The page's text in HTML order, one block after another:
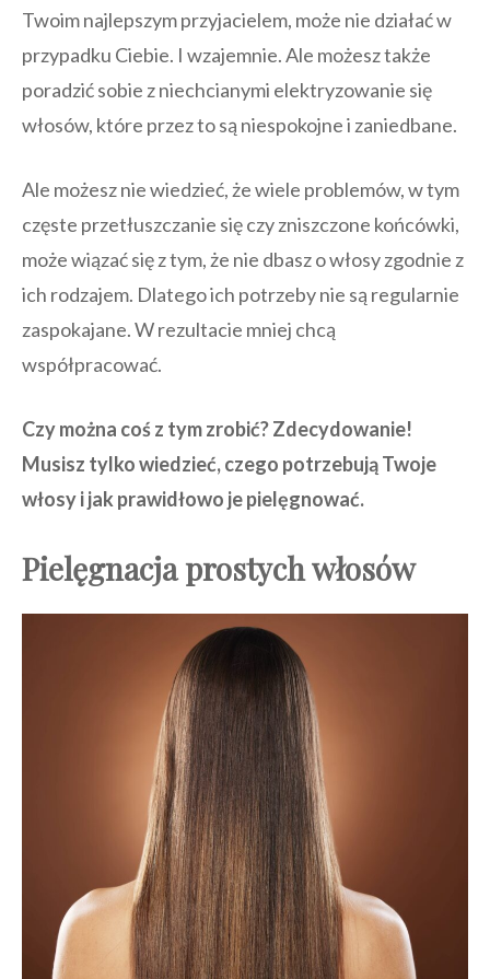
Twoim najlepszym przyjacielem, może nie działać w
przypadku Ciebie. I wzajemnie. Ale możesz także
poradzić sobie z niechcianymi elektryzowanie się
włosów, które przez to są niespokojne i zaniedbane.
Ale możesz nie wiedzieć, że wiele problemów, w tym
częste przetłuszczanie się czy zniszczone końcówki,
może wiązać się z tym, że nie dbasz o włosy zgodnie z
ich rodzajem. Dlatego ich potrzeby nie są regularnie
zaspokajane. W rezultacie mniej chcą
współpracować.
Czy można coś z tym zrobić? Zdecydowanie!
Musisz tylko wiedzieć, czego potrzebują Twoje
włosy i jak prawidłowo je pielęgnować.
Pielęgnacja prostych włosów